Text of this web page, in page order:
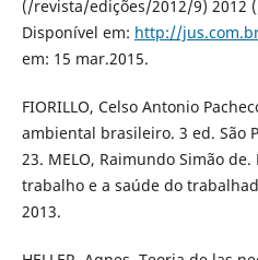
(/revista/edições/2012/9) 2012
Disponível em: http://
em: 15 mar.2015.
FIORILLO, Celso Antonio
ambiental brasileiro. 3 ed. São
23. MELO, Raimundo Simão
trabalho e a saúde do
2013.